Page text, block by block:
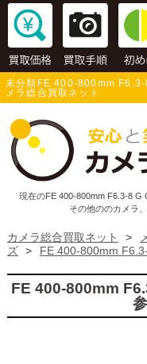
未分類FE 400-800mm
メラ総合買取ネット
現在のFE 400-800mm F6.3-8 G
その他ののカメラ
カメラ総合買取ネット >
ズ > FE 400-800mm
FE 400-800mm